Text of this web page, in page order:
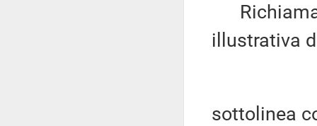
illustrativa
sottolinea